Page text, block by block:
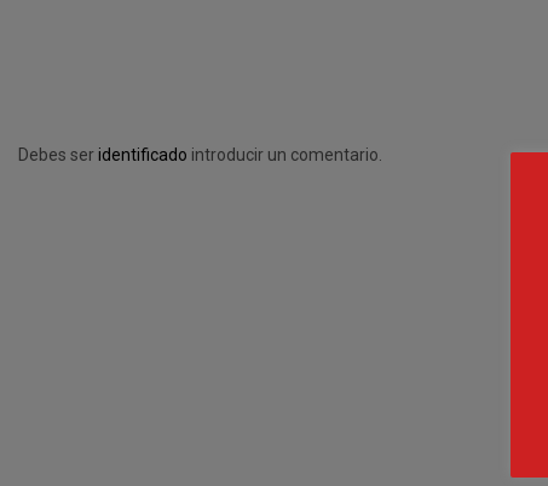
Debes seridentificado introducir un comentario.